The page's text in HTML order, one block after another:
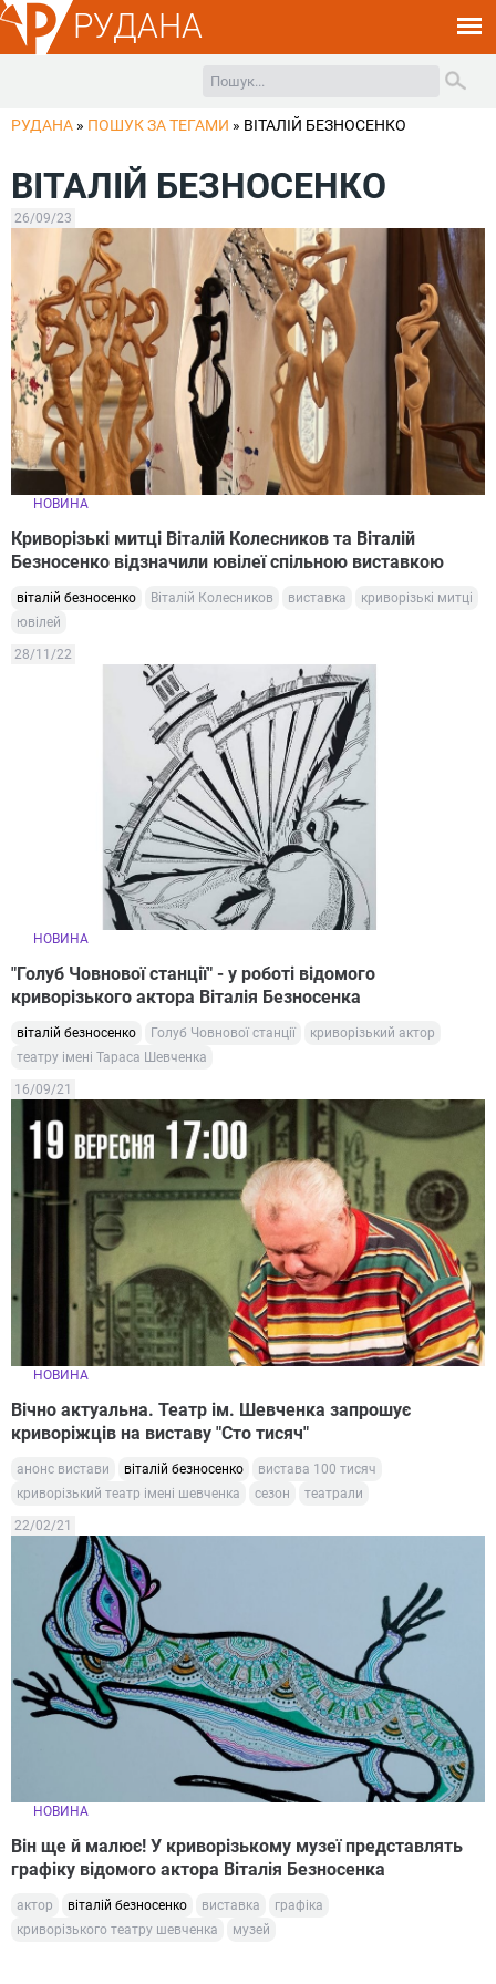
РУДАНА
РУДАНА » ПОШУК ЗА ТЕГАМИ » ВІТАЛІЙ БЕЗНОСЕНКО
ВІТАЛІЙ БЕЗНОСЕНКО
26/09/23
НОВИНА
Криворізькі митці Віталій Колесников та Віталій
Безносенко відзначили ювілеї спільною виставкою
віталій безносенко Віталій Колесников виставка
криворізькі митці
ювілей
28/11/22
НОВИНА
"Голуб Човнової станції" - у роботі відомого
криворізького актора Віталія Безносенка
віталій безносенко Голуб Човнової станції
криворізький актор
театру імені Тараса Шевченка
16/09/21
НОВИНА
Вічно актуальна. Театр ім. Шевченка запрошує
криворіжців на виставу "Сто тисяч"
анонс вистави віталій безносенко
вистава 100 тисяч
криворізький театр імені шевченка
сезон театрали
22/02/21
НОВИНА
Він ще й малює! У криворізькому музеї представлять
графіку відомого актора Віталія Безносенка
актор віталій безносенко виставка
графіка
криворізького театру шевченка
музей